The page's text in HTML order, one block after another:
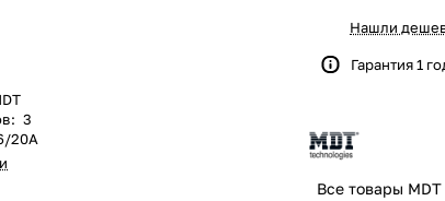
: 3
20А
Нашли
Гарантия 1
Все товары MDT